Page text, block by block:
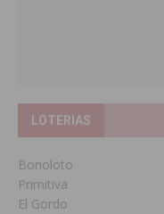
LOTERIAS
Bonoloto
Primitiva
El Gordo